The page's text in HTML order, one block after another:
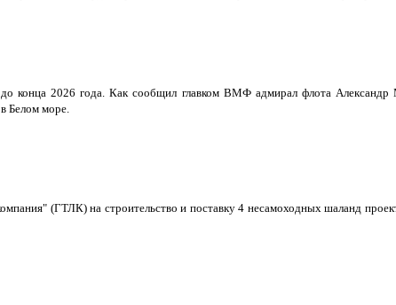
конца 2026 года. Как сообщил главком ВМФ адмирал флота
Белом море.
(ГТЛК) на строительство и поставку 4 несамоходных шаланд